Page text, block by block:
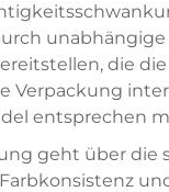
die
Verpackung
entsprechen
geht über